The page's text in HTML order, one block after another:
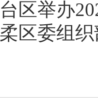
区举办
区委组